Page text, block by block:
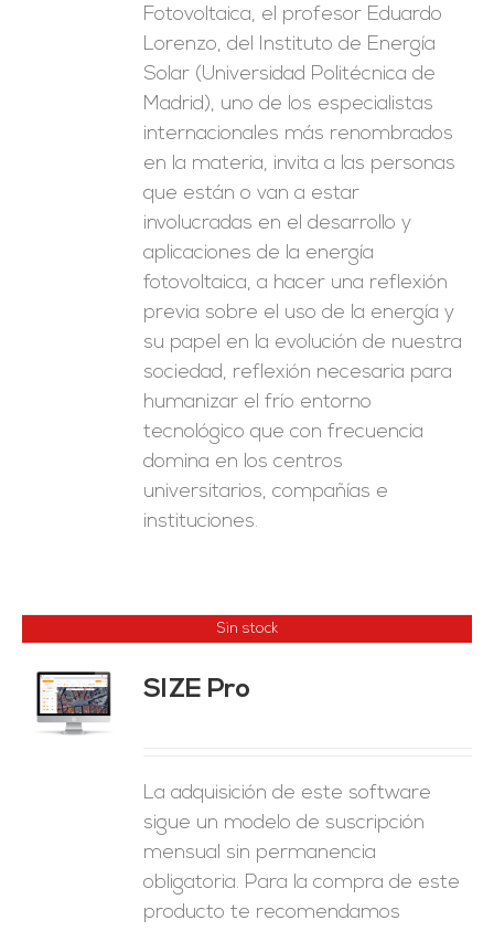
Fotovoltaica, el profesor Eduardo
Lorenzo, del Instituto de Energía
Solar (Universidad Politécnica de
Madrid), uno de los especialistas
internacionales más renombrados
en la materia, invita a las personas
que están o van a estar
involucradas en el desarrollo y
aplicaciones de la energía
fotovoltaica, a hacer una reflexión
previa sobre el uso de la energía y
su papel en la evolución de nuestra
sociedad, reflexión necesaria para
humanizar el frío entorno
tecnológico que con frecuencia
domina en los centros
universitarios, compañías e
instituciones.
Sin stock
SIZE Pro
La adquisición de este software
sigue un modelo de suscripción
mensual sin permanencia
obligatoria. Para la compra de este
producto te recomendamos